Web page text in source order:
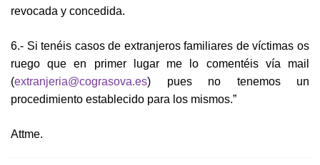
revocada y concedida.
6.- Si tenéis casos de extranjeros familiares de víctimas os
ruego que en primer lugar me lo comentéis vía mail
(extranjeria@cograsova.es) pues no tenemos un
procedimiento establecido para los mismos.”
Attme.